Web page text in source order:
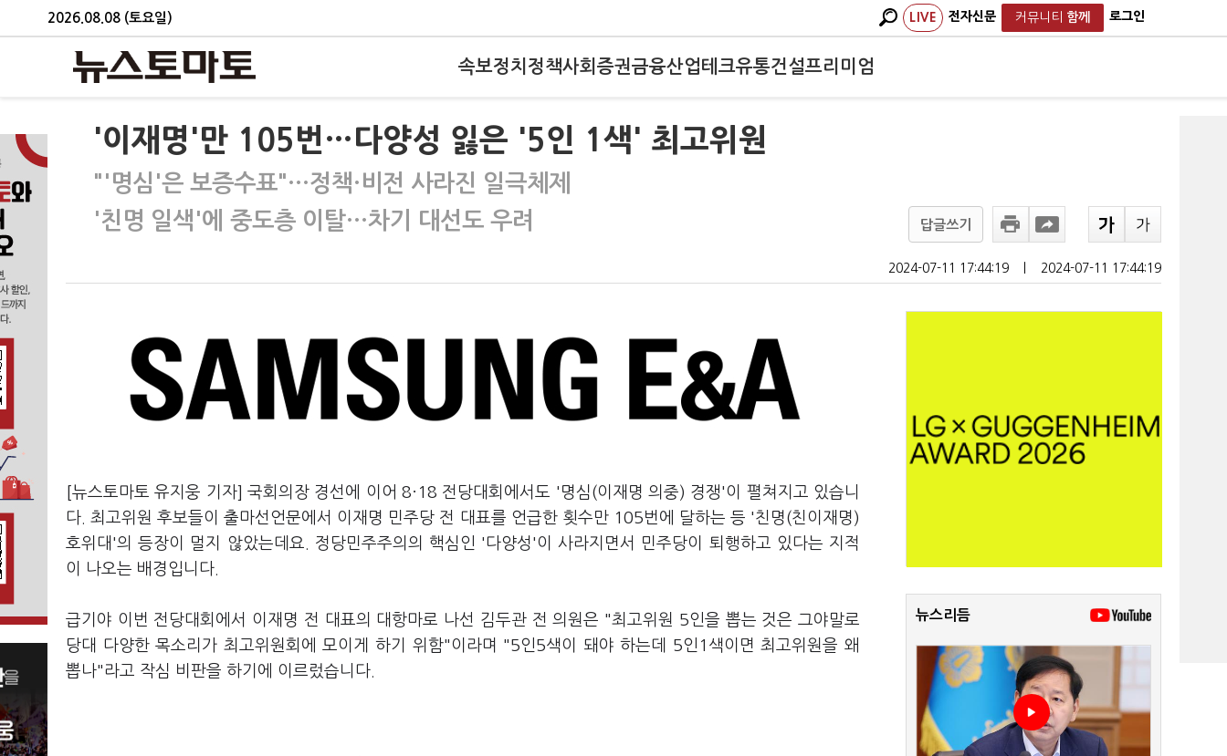
2026.08.08 (토요일) LIVE 전자신문 커뮤니티 함께 로그인
속보정치 정책사회 증권금융산업테크유통건설프리미엄
'이재명'만 105번…다양성 잃은 '5인 1색' 최고위원
"'명심'은 보증수표"…정책·비전 사라진 일극체제
'친명 일색'에 중도층 이탈…차기 대선도 우려
답글쓰기
2024-07-11 17:44:19 2024-07-11 17:44:19
[뉴스토마토 유지웅 기자] 국회의장 경선에 이어 8·18 전당대회에서도 '명심(이재명 의중) 경쟁'이 펼쳐지고 있습니
다. 최고위원 후보들이 출마선언문에서 이재명 민주당 전 대표를 언급한 횟수만 105번에 달하는 등 '친명(친이재명)
호위대'의 등장이 멀지 않았는데요. 정당민주주의의 핵심인 '다양성'이 사라지면서 민주당이 퇴행하고 있다는 지적
이 나오는 배경입니다.
급기야 이번 전당대회에서 이재명 전 대표의 대항마로 나선 김두관 전 의원은 "최고위원 5인을 뽑는 것은 그야말로
당대 다양한 목소리가 최고위원회에 모이게 하기 위함"이라며 "5인5색이 돼야 하는데 5인1색이면 최고위원을 왜
뽑나"라고 작심 비판을 하기에 이르렀습니다.
뉴스리듬